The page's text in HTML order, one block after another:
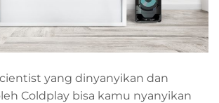
yang dinyanyikan dan
Coldplay bisa kamu nyanyikan